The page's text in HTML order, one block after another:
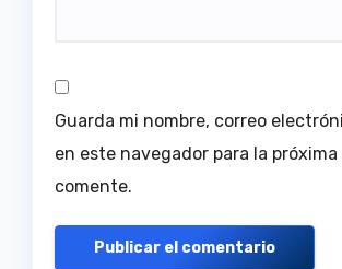
Guarda mi nombre, correo
en este navegador para la
comente.